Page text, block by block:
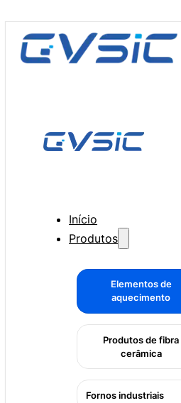
Início
Produtos
Elementos de
aquecimento
Produtos de fibra
cerâmica
Fornos industriais